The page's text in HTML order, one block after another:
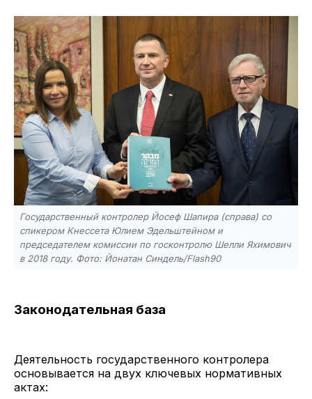
Государственный контролер Йосеф Шапира (справа) со
спикером Кнессета Юлием Эдельштейном и
председателем комиссии по госконтролю Шелли Яхимович
в 2018 году. Фото: Йонатан Синдель/Flash90
Законодательная база
Деятельность государственного контролера
основывается на двух ключевых нормативных
актах: